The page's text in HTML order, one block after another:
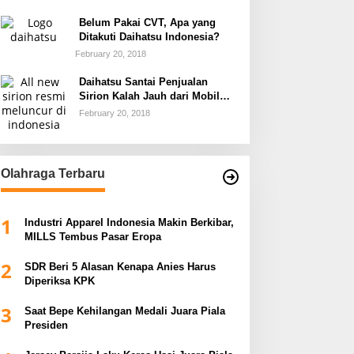
Belum Pakai CVT, Apa yang
Ditakuti Daihatsu Indonesia?
February 20, 2018
Daihatsu Santai Penjualan
Sirion Kalah Jauh dari Mobil
LCGC
February 20, 2018
Olahraga Terbaru
1
Industri Apparel Indonesia Makin Berkibar,
MILLS Tembus Pasar Eropa
2
SDR Beri 5 Alasan Kenapa Anies Harus
Diperiksa KPK
3
Saat Bepe Kehilangan Medali Juara Piala
Presiden